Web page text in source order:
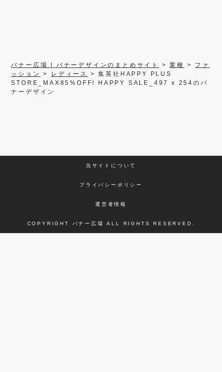
バナー広場 | バナーデザインのまとめサイト >業種 > ファ
ッション
> レディース >集英社HAPPY PLUS
STORE_MAX85%OFF! HAPPY SALE_497 x 254のバ
ナーデザイン
当サイトについて
プライバシーポリシー
運営者情報
COPYRIGHT バナー広場 ALL RIGHTS RESERVED.